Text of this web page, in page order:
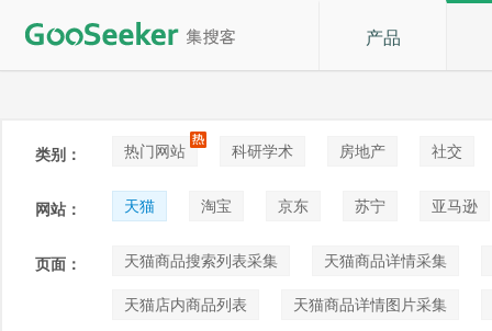
产品
类别： 热门网站 科研学术 房地产
社交
论坛贴吧
网站： 天猫 淘宝 京东 苏宁
亚马逊
阿里巴巴1688
Shopee 咸鱼
页面： 天猫商品搜索列表采集
天猫商品详情采集
天猫店内商品列表
天猫商品详情图片采集